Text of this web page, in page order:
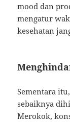
mood dan
mengatur
kesehatan
Sementara
sebaiknya
Merokok,